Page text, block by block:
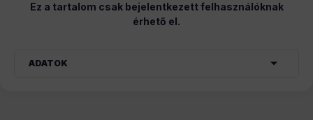
Ez a tartalom csak bejelentkezett felhasználóknak
érhető el.
ADATOK